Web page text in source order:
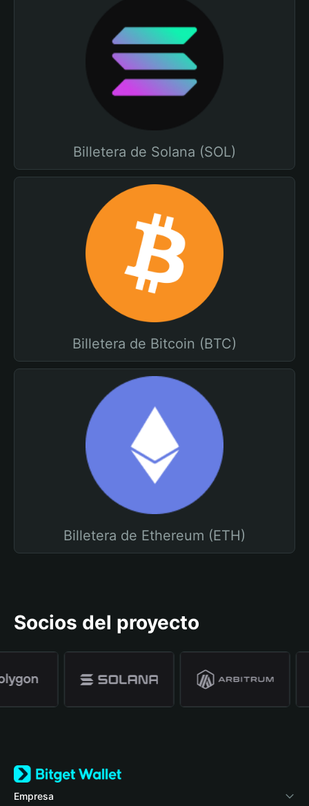
Billetera de Solana (SOL)
Billetera de Bitcoin (BTC)
Billetera de Ethereum (ETH)
Socios del proyecto
Empresa